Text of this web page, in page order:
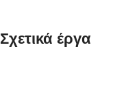
Σχετικά έργα